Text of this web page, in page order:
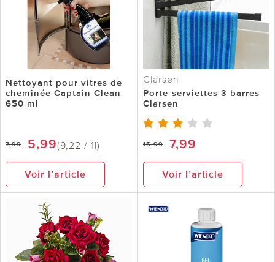
Nettoyant pour vitres de
cheminée Captain Clean
650 ml
7,99 5,99(9,22 / 1l)
Voir l’article
Clarsen
Porte-serviettes 3 barres
Clarsen
15,99 7,99
Voir l’article